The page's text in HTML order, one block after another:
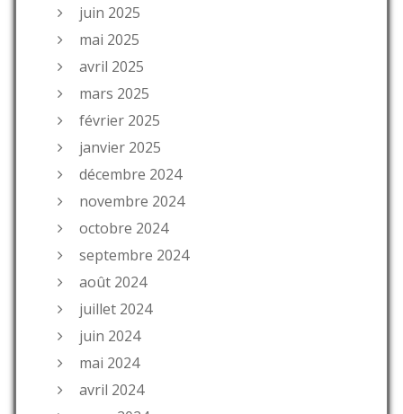
juin 2025
mai 2025
avril 2025
mars 2025
février 2025
janvier 2025
décembre 2024
novembre 2024
octobre 2024
septembre 2024
août 2024
juillet 2024
juin 2024
mai 2024
avril 2024